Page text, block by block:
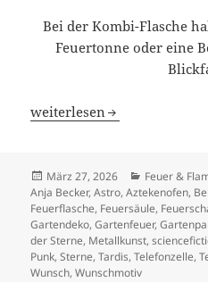
Bei der Kombi-Flasche
Feuertonne oder eine
Kombitonne „Krieg der
weiterlesen
Veröffentlicht
am
März 27, 2026 Kategorien
Feuer &
Anja Becker,Astro,Aztekenofen,
Feuerflasche, Feuersäule,
Gartendeko,Gartenfeuer,
der Sterne, Metallkunst,
Punk,Sterne,Tardis,Telefonzelle,
Wunsch,Wunschmotiv